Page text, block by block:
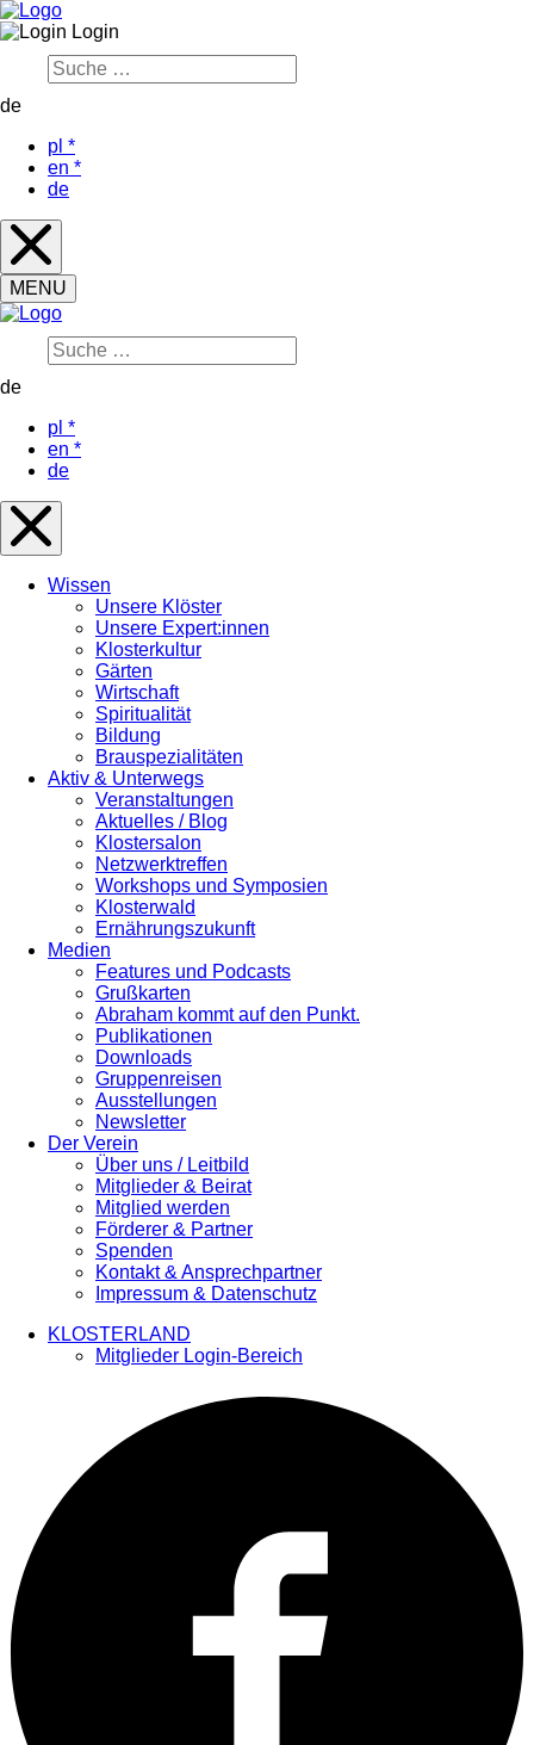
Login
de
pl *
en *
de
MENU
de
pl *
en *
de
Wissen
Unsere Klöster
Unsere Expert:innen
Klosterkultur
Gärten
Wirtschaft
Spiritualität
Bildung
Brauspezialitäten
Aktiv & Unterwegs
Veranstaltungen
Aktuelles / Blog
Klostersalon
Netzwerktreffen
Workshops und Symposien
Klosterwald
Ernährungszukunft
Medien
Features und Podcasts
Grußkarten
Abraham kommt auf den Punkt.
Publikationen
Downloads
Gruppenreisen
Ausstellungen
Newsletter
Der Verein
Über uns / Leitbild
Mitglieder & Beirat
Mitglied werden
Förderer & Partner
Spenden
Kontakt & Ansprechpartner
Impressum & Datenschutz
KLOSTERLAND
Mitglieder Login-Bereich